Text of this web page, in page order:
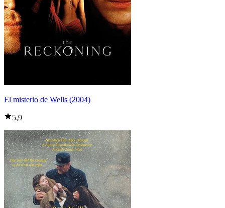
El misterio de Wells (2004)
5,9